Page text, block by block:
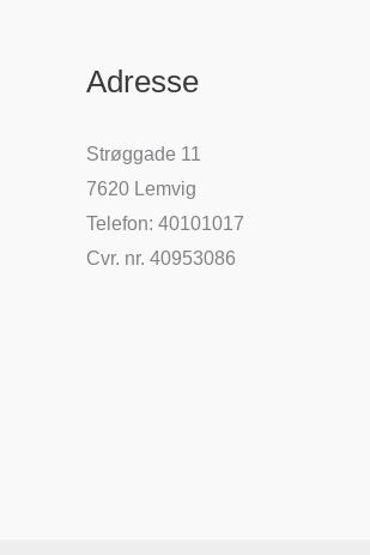
Adresse
Strøggade 11
7620 Lemvig
Telefon: 40101017
Cvr. nr. 40953086